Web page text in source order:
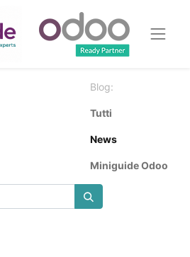
Blog:
Tutti
News
Miniguide Odoo